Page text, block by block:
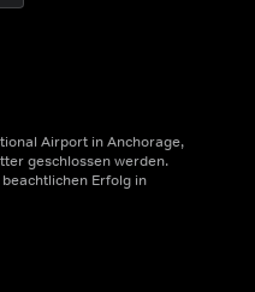
Airport in Anchorage,
geschlossen werden.
Erfolg in